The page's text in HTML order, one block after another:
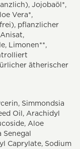
Jojobaöl*,
Vera*,
pflanzlicher
Limonen**,
ätherischer
Simmondsia
Oil, Arachidyl
Aloe
Senegal
Caprylate, Sodium